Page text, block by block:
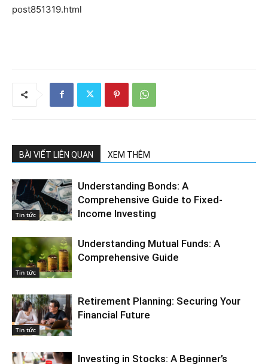
post851319.html
BÀI VIẾT LIÊN QUAN XEM THÊM
Tin tức
Understanding Bonds: A
Comprehensive Guide to Fixed-
Income Investing
Tin tức
Understanding Mutual Funds: A
Comprehensive Guide
Tin tức
Retirement Planning: Securing Your
Financial Future
Investing in Stocks: A Beginner’s